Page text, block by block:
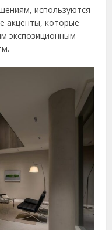
используются
акценты, которые
экспозиционным